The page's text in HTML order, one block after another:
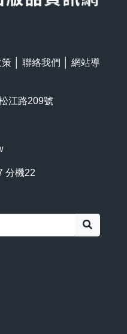
策 聯絡我們
網站導
江路209號
分機22